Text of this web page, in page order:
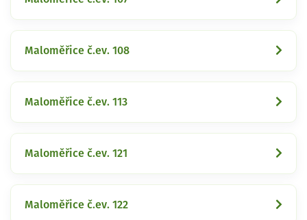
Maloměřice č.ev. 108
Maloměřice č.ev. 113
Maloměřice č.ev. 121
Maloměřice č.ev. 122